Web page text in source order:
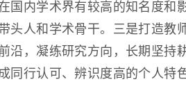
国内学术界有较高的知名度和
头人和学术骨干。三是打造教
沿，凝练研究方向，长期坚持
同行认可、辨识度高的个人特